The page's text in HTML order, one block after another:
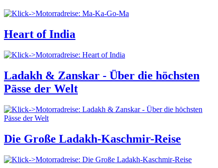
Heart of India
Ladakh & Zanskar - Über die höchsten
Pässe der Welt
Die Große Ladakh-Kaschmir-Reise